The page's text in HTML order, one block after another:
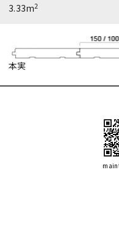
3.33m2
本実